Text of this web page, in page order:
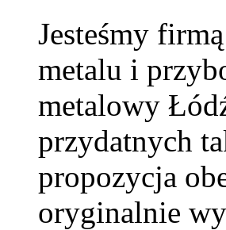
Jesteśmy
metalu i
metalowy
przydatnych
propozycja
oryginalnie